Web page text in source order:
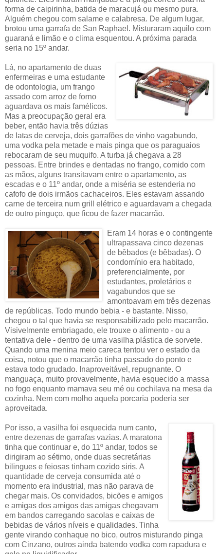
forma de caipirinha, batida de maracujá ou mesmo pura.
Alguém chegou com salame e calabresa. De algum lugar,
brotou uma garrafa de San Raphael. Misturaram aquilo com
guaraná e limão e o clima esquentou. A próxima parada
seria no 15º andar.
Lá, no apartamento de duas
enfermeiras e uma estudante
de odontologia, um frango
assado com arroz de forno
aguardava os mais famélicos.
Mas a preocupação geral era
beber, então havia três dúzias
de latas de cerveja, dois garrafões de vinho vagabundo,
uma vodka pela metade e mais pinga que os paraguaios
rebocaram de seu muquifo. A turba já chegava a 28
pessoas. Entre brindes e dentadas no frango, comido com
as mãos, alguns transitavam entre o apartamento, as
escadas e o 11º andar, onde a miséria se estenderia no
cafofo de dois irmãos cachaceiros. Eles estavam assando
carne de terceira num grill elétrico e aguardavam a chegada
de outro pinguço, que ficou de fazer macarrão.
Eram 14 horas e o contingente
ultrapassava cinco dezenas
de bêbados (e bêbadas). O
condomínio era habitado,
preferencialmente, por
estudantes, proletários e
vagabundos que se
amontoavam em três dezenas
de repúblicas. Todo mundo bebia - e bastante. Nisso,
chegou o tal que havia se responsabilizado pelo macarrão.
Visivelmente embriagado, ele trouxe o alimento - ou a
tentativa dele - dentro de uma vasilha plástica de sorvete.
Quando uma menina meio careca tentou ver o estado da
coisa, notou que o macarrão tinha passado do ponto e
estava todo grudado. Inaproveitável, repugnante. O
manguaça, muito provavelmente, havia esquecido a massa
no fogo enquanto mamava seu mé ou cochilava na mesa da
cozinha. Nem com molho aquela porcaria poderia ser
aproveitada.
Por isso, a vasilha foi esquecida num canto,
entre dezenas de garrafas vazias. A maratona
tinha que continuar e, do 11º andar, todos se
dirigiram ao sétimo, onde duas secretárias
bilingues e feiosas tinham cozido siris. A
quantidade de cerveja consumida até o
momento era industrial, mas não parava de
chegar mais. Os convidados, bicões e amigos
e amigas dos amigos das amigas chegavam
em bandos carregando sacolas e caixas de
bebidas de vários níveis e qualidades. Tinha
gente virando conhaque no bico, outros misturando pinga
com Cinzano, outros ainda batendo vodka com rapadura e